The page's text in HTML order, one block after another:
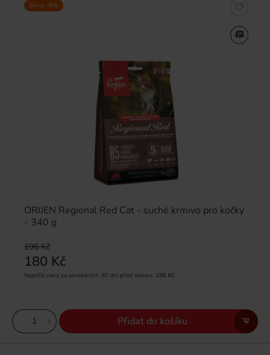
ORIJEN Regional Red Cat - suché krmivo pro kočky
- 340 g
196 Kč
180 Kč
Nejnižší cena za posledních 30 dní před slevou: 196 Kč
Sleva -8%
Přidat do košíku